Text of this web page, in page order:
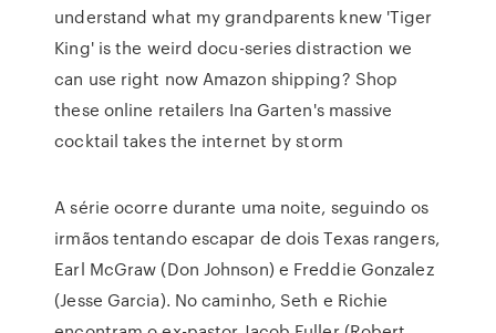
understand what my grandparents knew 'Tiger
King' is the weird docu-series distraction we
can use right now Amazon shipping? Shop
these online retailers Ina Garten's massive
cocktail takes the internet by storm
A série ocorre durante uma noite, seguindo os
irmãos tentando escapar de dois Texas rangers,
Earl McGraw (Don Johnson) e Freddie Gonzalez
(Jesse Garcia). No caminho, Seth e Richie